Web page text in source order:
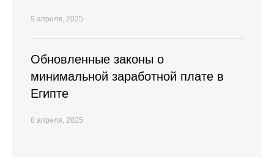
9 апреля, 2025
Обновленные законы о
минимальной заработной плате в
Египте
8 апреля, 2025